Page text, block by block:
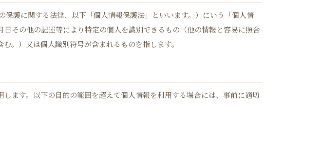
保護に関する法律、以下「個人情報保護法」といいます。）にいう「個人情
その他の記述等により特定の個人を識別できるもの（他の情報と容易に照合
。）又は個人識別符号が含まれるものを指します。
ます。以下の⽬的の範囲を超えて個⼈情報を利⽤する場合には、事前に適切